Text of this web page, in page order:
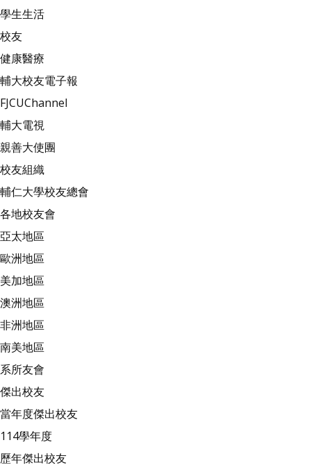
學生生活
校友
健康醫療
輔大校友電子報
FJCUChannel
輔大電視
親善大使團
校友組織
輔仁大學校友總會
各地校友會
亞太地區
歐洲地區
美加地區
澳洲地區
非洲地區
南美地區
系所友會
傑出校友
當年度傑出校友
114學年度
歷年傑出校友